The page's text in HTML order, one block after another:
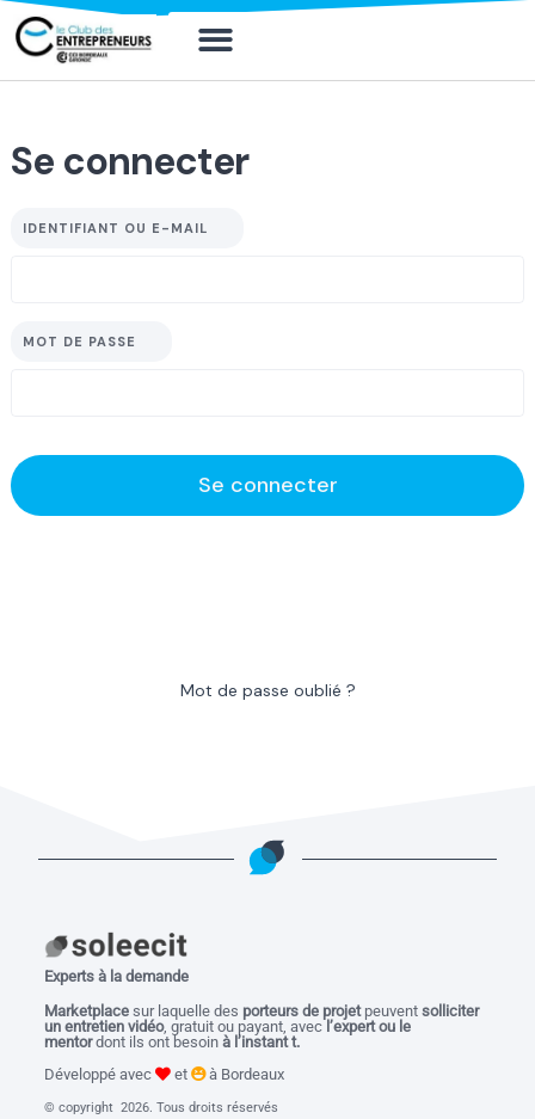
Se connecter
IDENTIFIANT OU E-MAIL
MOT DE PASSE
Se connecter
Mot de passe oublié ?
Experts à la demande
Marketplace sur laquelle des porteurs de projet peuventsolliciter
un entretien vidéo, gratuit ou payant, avec l’expert ou le
mentordont ils ont besoinà l’instant t.
Développé avec
et à Bordeaux
© copyright 2026. Tous droits réservés